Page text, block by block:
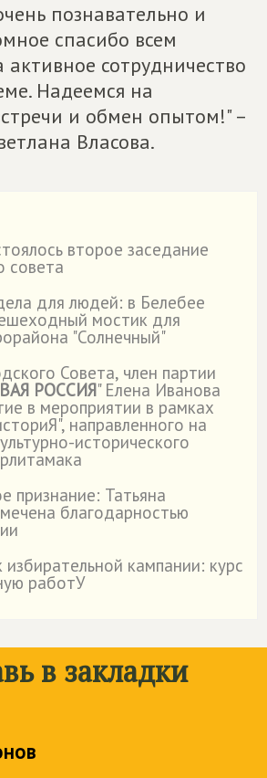
познавательно и
спасибо всем
активное сотрудничество
Надеемся на
и обмен опытом!" –
Власова.
второе заседание
совета
для людей: в Белебее
мостик для
"Солнечный"
Совета, член партии
РОССИЯ" Елена Иванова
в мероприятии в рамках
направленного на
исторического
признание: Татьяна
благодарностью
кампании: курс
работУ
в закладки